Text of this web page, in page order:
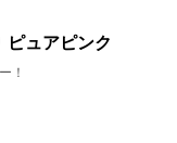
ピュアピンク
！